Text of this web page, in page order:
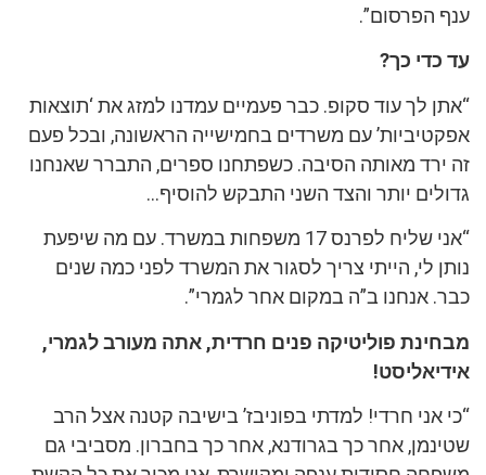
ענף הפרסום”.
עד כדי כך?
“אתן לך עוד סקופ. כבר פעמיים עמדנו למזג את ‘תוצאות
אפקטיביות’ עם משרדים בחמישייה הראשונה, ובכל פעם
זה ירד מאותה הסיבה. כשפתחנו ספרים, התברר שאנחנו
גדולים יותר והצד השני התבקש להוסיף…
“אני שליח לפרנס 17 משפחות במשרד. עם מה שיפעת
נותן לי, הייתי צריך לסגור את המשרד לפני כמה שנים
כבר. אנחנו ב”ה במקום אחר לגמרי”.
מבחינת פוליטיקה פנים חרדית, אתה מעורב לגמרי,
אידיאליסט!
“כי אני חרדי! למדתי בפוניבז’ בישיבה קטנה אצל הרב
שטינמן, אחר כך בגרודנא, אחר כך בחברון. מסביבי גם